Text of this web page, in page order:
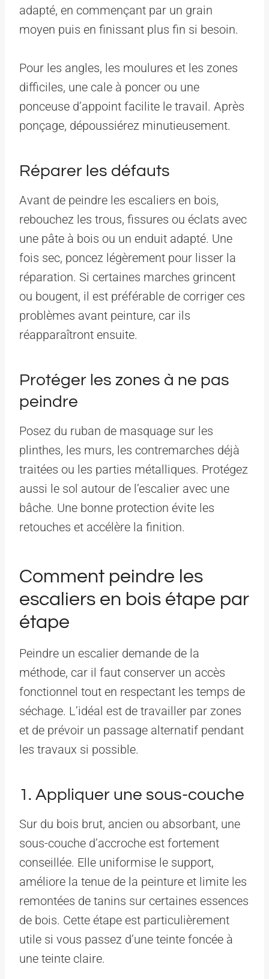
adapté, en commençant par un grain
moyen puis en finissant plus fin si besoin.
Pour les angles, les moulures et les zones
difficiles, une cale à poncer ou une
ponceuse d’appoint facilite le travail. Après
ponçage, dépoussiérez minutieusement.
Réparer les défauts
Avant de peindre les escaliers en bois,
rebouchez les trous, fissures ou éclats avec
une pâte à bois ou un enduit adapté. Une
fois sec, poncez légèrement pour lisser la
réparation. Si certaines marches grincent
ou bougent, il est préférable de corriger ces
problèmes avant peinture, car ils
réapparaîtront ensuite.
Protéger les zones à ne pas
peindre
Posez du ruban de masquage sur les
plinthes, les murs, les contremarches déjà
traitées ou les parties métalliques. Protégez
aussi le sol autour de l’escalier avec une
bâche. Une bonne protection évite les
retouches et accélère la finition.
Comment peindre les
escaliers en bois étape par
étape
Peindre un escalier demande de la
méthode, car il faut conserver un accès
fonctionnel tout en respectant les temps de
séchage. L’idéal est de travailler par zones
et de prévoir un passage alternatif pendant
les travaux si possible.
1. Appliquer une sous-couche
Sur du bois brut, ancien ou absorbant, une
sous-couche d’accroche est fortement
conseillée. Elle uniformise le support,
améliore la tenue de la peinture et limite les
remontées de tanins sur certaines essences
de bois. Cette étape est particulièrement
utile si vous passez d’une teinte foncée à
une teinte claire.